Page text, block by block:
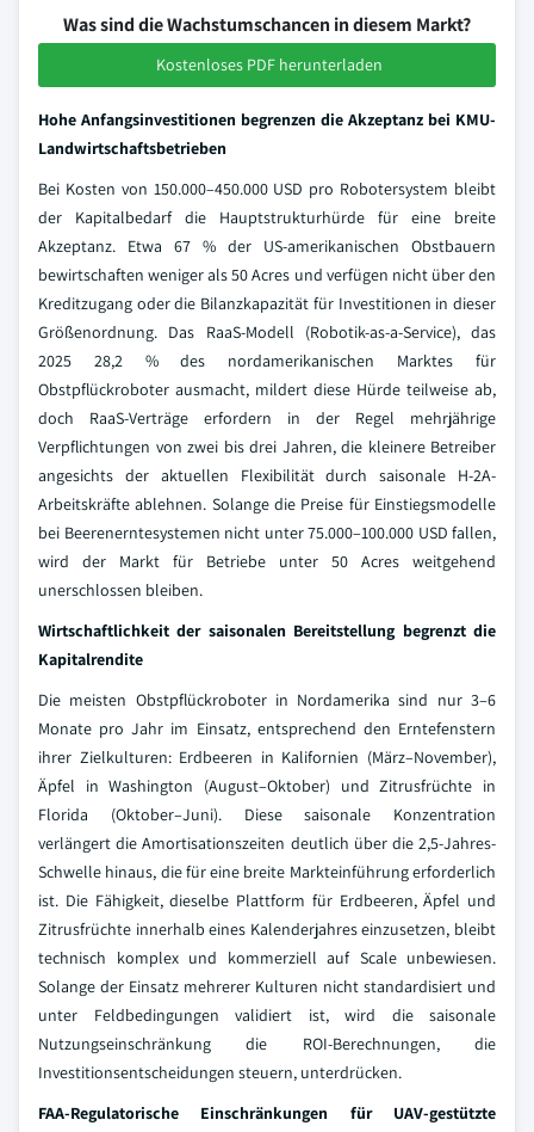
Was sind die Wachstumschancen in diesem Markt?
Kostenloses PDF herunterladen
Hohe Anfangsinvestitionen begrenzen die Akzeptanz bei KMU-
Landwirtschaftsbetrieben
Bei Kosten von 150.000–450.000 USD pro Robotersystem bleibt
der Kapitalbedarf die Hauptstrukturhürde für eine breite
Akzeptanz. Etwa 67 % der US-amerikanischen Obstbauern
bewirtschaften weniger als 50 Acres und verfügen nicht über den
Kreditzugang oder die Bilanzkapazität für Investitionen in dieser
Größenordnung. Das RaaS-Modell (Robotik-as-a-Service), das
2025 28,2 % des nordamerikanischen Marktes für
Obstpflückroboter ausmacht, mildert diese Hürde teilweise ab,
doch RaaS-Verträge erfordern in der Regel mehrjährige
Verpflichtungen von zwei bis drei Jahren, die kleinere Betreiber
angesichts der aktuellen Flexibilität durch saisonale H-2A-
Arbeitskräfte ablehnen. Solange die Preise für Einstiegsmodelle
bei Beerenerntesystemen nicht unter 75.000–100.000 USD fallen,
wird der Markt für Betriebe unter 50 Acres weitgehend
unerschlossen bleiben.
Wirtschaftlichkeit der saisonalen Bereitstellung begrenzt die
Kapitalrendite
Die meisten Obstpflückroboter in Nordamerika sind nur 3–6
Monate pro Jahr im Einsatz, entsprechend den Erntefenstern
ihrer Zielkulturen: Erdbeeren in Kalifornien (März–November),
Äpfel in Washington (August–Oktober) und Zitrusfrüchte in
Florida (Oktober–Juni). Diese saisonale Konzentration
verlängert die Amortisationszeiten deutlich über die 2,5-Jahres-
Schwelle hinaus, die für eine breite Markteinführung erforderlich
ist. Die Fähigkeit, dieselbe Plattform für Erdbeeren, Äpfel und
Zitrusfrüchte innerhalb eines Kalenderjahres einzusetzen, bleibt
technisch komplex und kommerziell auf Scale unbewiesen.
Solange der Einsatz mehrerer Kulturen nicht standardisiert und
unter Feldbedingungen validiert ist, wird die saisonale
Nutzungseinschränkung die ROI-Berechnungen, die
Investitionsentscheidungen steuern, unterdrücken.
FAA-Regulatorische Einschränkungen für UAV-gestützte